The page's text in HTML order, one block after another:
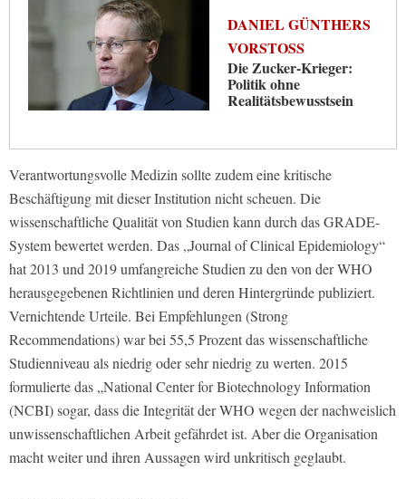
DANIEL GÜNTHERS
VORSTOSS
Die Zucker-Krieger:
Politik ohne
Realitätsbewusstsein
Verantwortungsvolle Medizin sollte zudem eine kritische
Beschäftigung mit dieser Institution nicht scheuen. Die
wissenschaftliche Qualität von Studien kann durch das GRADE-
System bewertet werden. Das „Journal of Clinical Epidemiology“
hat 2013 und 2019 umfangreiche Studien zu den von der WHO
herausgegebenen Richtlinien und deren Hintergründe publiziert.
Vernichtende Urteile. Bei Empfehlungen (Strong
Recommendations) war bei 55,5 Prozent das wissenschaftliche
Studienniveau als niedrig oder sehr niedrig zu werten. 2015
formulierte das „National Center for Biotechnology Information
(NCBI) sogar, dass die Integrität der WHO wegen der nachweislich
unwissenschaftlichen Arbeit gefährdet ist. Aber die Organisation
macht weiter und ihren Aussagen wird unkritisch geglaubt.